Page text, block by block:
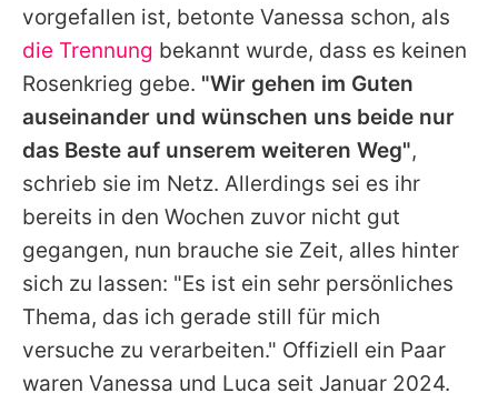
vorgefallen ist, betonte Vanessa schon, als
die Trennung bekannt wurde, dass es keinen
Rosenkrieg gebe. "Wir gehen im Guten
auseinander und wünschen uns beide nur
das Beste auf unserem weiteren Weg",
schrieb sie im Netz. Allerdings sei es ihr
bereits in den Wochen zuvor nicht gut
gegangen, nun brauche sie Zeit, alles hinter
sich zu lassen: "Es ist ein sehr persönliches
Thema, das ich gerade still für mich
versuche zu verarbeiten." Offiziell ein Paar
waren Vanessa und Luca seit Januar 2024.